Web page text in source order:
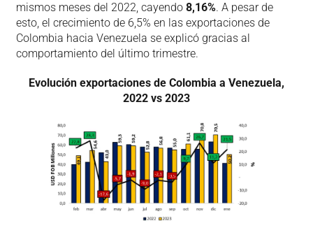
mismos meses del 2022, cayendo 8,16%. A pesar de
esto, el crecimiento de 6,5% en las exportaciones de
Colombia hacia Venezuela se explicó gracias al
comportamiento del último trimestre.
Evolución exportaciones de Colombia a Venezuela,
2022 vs 2023